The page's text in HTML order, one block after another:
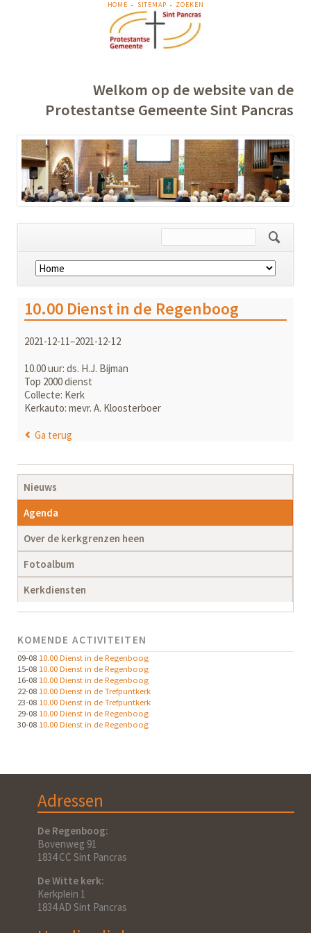
NAVIGATIE
OVERSLAAN
HOME SITEMAP ZOEKEN
Welkom op de website van de
Protestantse Gemeente Sint Pancras
Navigatie
overslaan
10.00 Dienst in de Regenboog
2021-12-11–2021-12-12
10.00 uur: ds. H.J. Bijman
Top 2000 dienst
Collecte: Kerk
Kerkauto: mevr. A. Kloosterboer
Ga terug
Navigatie
overslaan
Nieuws
Agenda
Over de kerkgrenzen heen
Fotoalbum
Kerkdiensten
KOMENDE ACTIVITEITEN
09-08 10.00 Dienst in de Regenboog
15-08 10.00 Dienst in de Regenboog
16-08 10.00 Dienst in de Regenboog
22-08 10.00 Dienst in de Trefpuntkerk
23-08 10.00 Dienst in de Trefpuntkerk
29-08 10.00 Dienst in de Regenboog
30-08 10.00 Dienst in de Regenboog
Adressen
De Regenboog:
Bovenweg 91
1834 CC Sint Pancras
De Witte kerk:
Kerkplein 1
1834 AD Sint Pancras